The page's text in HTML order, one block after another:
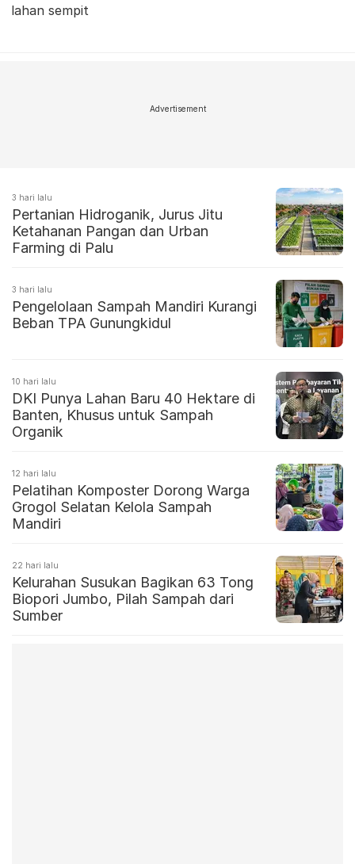
lahan sempit
Advertisement
3 hari lalu
Pertanian Hidroganik, Jurus Jitu
Ketahanan Pangan dan Urban
Farming di Palu
3 hari lalu
Pengelolaan Sampah Mandiri Kurangi
Beban TPA Gunungkidul
10 hari lalu
DKI Punya Lahan Baru 40 Hektare di
Banten, Khusus untuk Sampah
Organik
12 hari lalu
Pelatihan Komposter Dorong Warga
Grogol Selatan Kelola Sampah
Mandiri
22 hari lalu
Kelurahan Susukan Bagikan 63 Tong
Biopori Jumbo, Pilah Sampah dari
Sumber